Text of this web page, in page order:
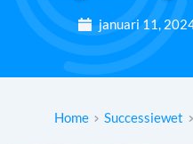
januari 11,
Home Successiewet